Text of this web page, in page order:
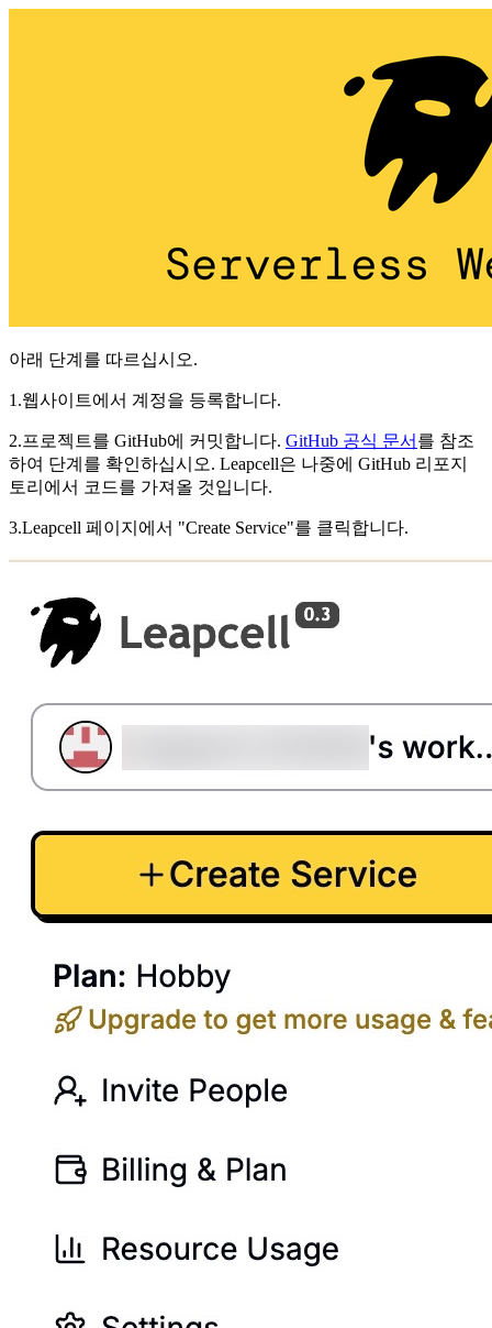
아래 단계를 따르십시오.
1.웹사이트에서 계정을 등록합니다.
2.프로젝트를 GitHub에 커밋합니다. GitHub 공식 문서 를 참조
하여 단계를 확인하십시오. Leapcell은 나중에 GitHub 리포지
토리에서 코드를 가져올 것입니다.
3.Leapcell 페이지에서 "Create Service"를 클릭합니다.